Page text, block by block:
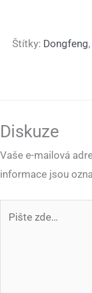
Štítky: Dongfeng,
Diskuze
Vaše e-mailová
informace jsou